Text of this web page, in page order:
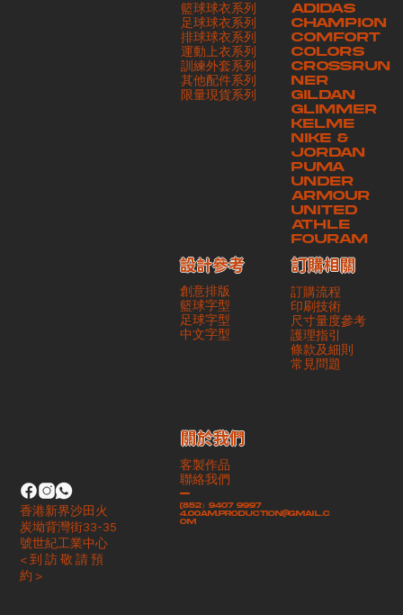
/ 貨品提取 商品製作完成後，4AM 團隊將聯絡貴客安排貨款餘額及提取
貨品。貴客可選擇最適合的付款方式以及取貨安排
隊核實有關款項 - 任何轉帳或換匯交易手續費等額外費用，一概不歸屬
本公司之責任 - 貴客請於收獲本公司正式訂購單據後 3 個工作天內安排
付款。如未能按期繳付所需款項，貴客須緻交因逾期所衍生之額外行政費
3個工作天｜到付｜​ - 貴客請於貨品可取日起之 10 個工作天內安排提取
貨品，如逾期未取，本公司將不予保存相關貨品。有關貨款訂金將不予歸
還，貴客仍須負責貨款餘額 - 貴客請於收貨時小心核對貨品數量及檢查
貨品品質 - 基於 S.F. Express / GoGoVan 等託運商為第三方服務，
本公司將保證貨品安全到達第三方手中。如第三方在運送過程中引致任何
有關貨品之遺失、損毀、誤投或運送延誤，本公司一律不負責
籃球球衣系列
足球球衣系列
排球球衣系列
運動上衣系列
訓練外套系列
其他配件系列
​限量現貨系列
ADIDAS
CHAMPION
COMFORT
COLORS
CROSSRUN
NER
GILDAN
GLIMMER
KELME
NIKE &
JORDAN
PUMA
UNDER
ARMOUR
UNITED
ATHLE
FOURAM
創意排版
籃球字型
足球字型
​中文字型
設計參考
訂購流程
印刷技術
尺寸量度參考
護理指引
條款及細則
​常見問題
訂購相關
客製作品
聯絡我們
-
(852）9407 9997
4.00am.production@gmail.c
om
​關於我們
香港新界沙田火
炭坳背灣街33-35
號世紀工業中心
< 到 訪 敬 請 預
約 >